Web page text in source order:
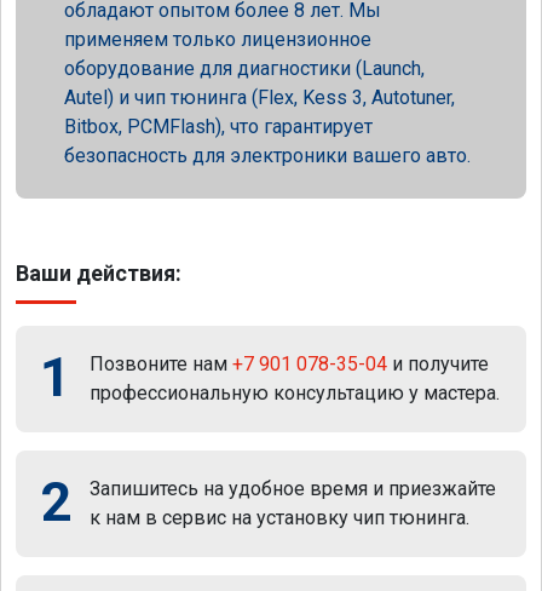
обладают опытом более 8 лет. Мы
применяем только лицензионное
оборудование для диагностики (Launch,
Autel) и чип тюнинга (Flex, Kess 3, Autotuner,
Bitbox, PCMFlash), что гарантирует
безопасность для электроники вашего авто.
Ваши действия:
1 Позвоните нам +7 901 078-35-04 и получите
профессиональную консультацию у мастера.
2
Запишитесь на удобное время и приезжайте
к нам в сервис на установку чип тюнинга.